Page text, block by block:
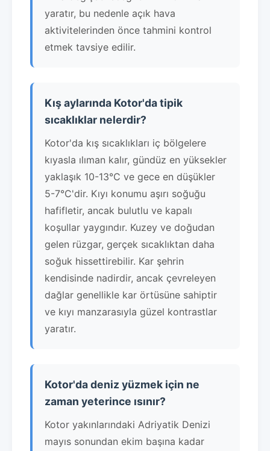
yaratır, bu nedenle açık hava
aktivitelerinden önce tahmini kontrol
etmek tavsiye edilir.
Kış aylarında Kotor'da tipik
sıcaklıklar nelerdir?
Kotor'da kış sıcaklıkları iç bölgelere
kıyasla ılıman kalır, gündüz en yüksekler
yaklaşık 10-13°C ve gece en düşükler
5-7°C'dir. Kıyı konumu aşırı soğuğu
hafifletir, ancak bulutlu ve kapalı
koşullar yaygındır. Kuzey ve doğudan
gelen rüzgar, gerçek sıcaklıktan daha
soğuk hissettirebilir. Kar şehrin
kendisinde nadirdir, ancak çevreleyen
dağlar genellikle kar örtüsüne sahiptir
ve kıyı manzarasıyla güzel kontrastlar
yaratır.
Kotor'da deniz yüzmek için ne
zaman yeterince ısınır?
Kotor yakınlarındaki Adriyatik Denizi
mayıs sonundan ekim başına kadar